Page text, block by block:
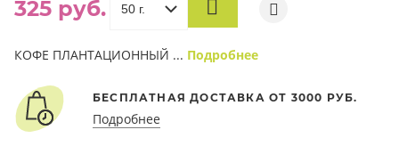
325 руб.
КОФЕ ПЛАНТАЦИОННЫЙ ... Подробнее
БЕСПЛАТНАЯ ДОСТАВКА ОТ 3000 РУБ.
Подробнее